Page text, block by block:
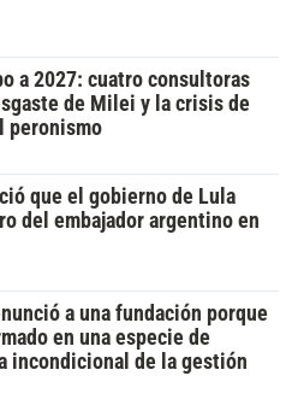
a 2027: cuatro consultoras
de Milei y la crisis de
peronismo
que el gobierno de Lula
del embajador argentino en
a una fundación porque
en una especie de
incondicional de la gestión